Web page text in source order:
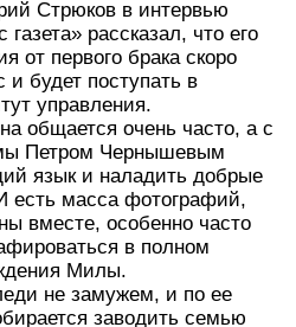
Стрюков в интервью
газета» рассказал, что его
от первого брака скоро
и будет поступать в
управления.
общается очень часто, а с
Петром Чернышевым
язык и наладить добрые
масса фотографий,
вместе, особенно часто
в полном
Милы.
не замужем, и по ее
заводить семью